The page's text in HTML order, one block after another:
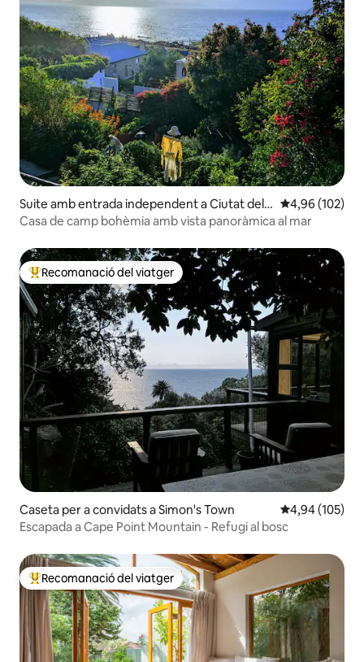
Suite amb entrada independent a Ciutat del
Cap
4,96 de
4,96 (102)
Casa de camp bohèmia amb vista panoràmica al mar
Principals recomanacions dels viatgers
Recomanació del viatger
Caseta per a convidats a Simon's Town 4,94 de
4,94 (105)
Escapada a Cape Point Mountain - Refugi al bosc
Principals recomanacions dels viatgers
Recomanació del viatger